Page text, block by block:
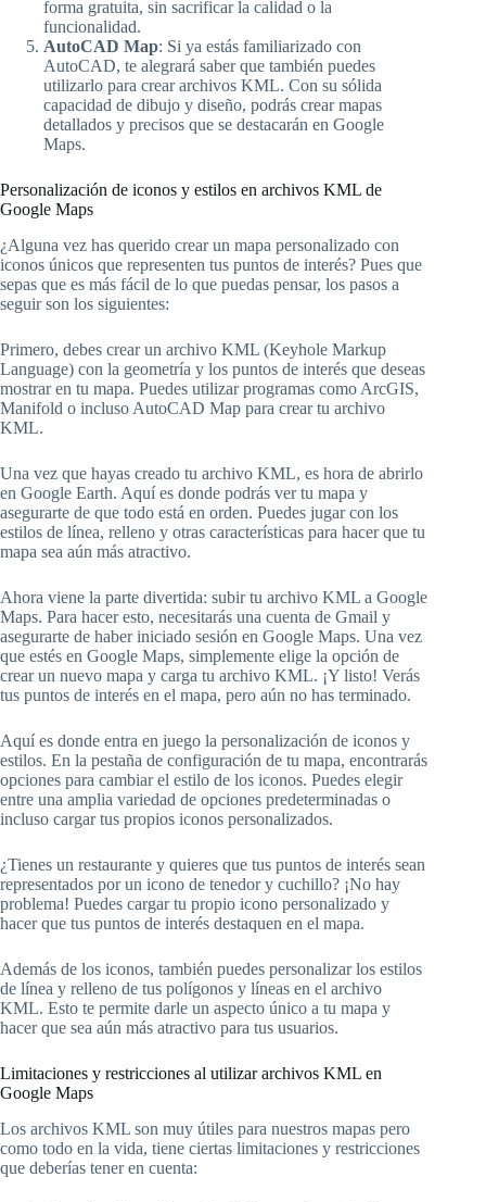
forma gratuita, sin sacrificar la calidad o la
funcionalidad.
AutoCAD Map: Si ya estás familiarizado con
AutoCAD, te alegrará saber que también puedes
utilizarlo para crear archivos KML. Con su sólida
capacidad de dibujo y diseño, podrás crear mapas
detallados y precisos que se destacarán en Google
Maps.
Personalización de iconos y estilos en archivos KML de
Google Maps
¿Alguna vez has querido crear un mapa personalizado con
iconos únicos que representen tus puntos de interés? Pues que
sepas que es más fácil de lo que puedas pensar, los pasos a
seguir son los siguientes:
Primero, debes crear un archivo KML (Keyhole Markup
Language) con la geometría y los puntos de interés que deseas
mostrar en tu mapa. Puedes utilizar programas como ArcGIS,
Manifold o incluso AutoCAD Map para crear tu archivo
KML.
Una vez que hayas creado tu archivo KML, es hora de abrirlo
en Google Earth. Aquí es donde podrás ver tu mapa y
asegurarte de que todo está en orden. Puedes jugar con los
estilos de línea, relleno y otras características para hacer que tu
mapa sea aún más atractivo.
Ahora viene la parte divertida: subir tu archivo KML a Google
Maps. Para hacer esto, necesitarás una cuenta de Gmail y
asegurarte de haber iniciado sesión en Google Maps. Una vez
que estés en Google Maps, simplemente elige la opción de
crear un nuevo mapa y carga tu archivo KML. ¡Y listo! Verás
tus puntos de interés en el mapa, pero aún no has terminado.
Aquí es donde entra en juego la personalización de iconos y
estilos. En la pestaña de configuración de tu mapa, encontrarás
opciones para cambiar el estilo de los iconos. Puedes elegir
entre una amplia variedad de opciones predeterminadas o
incluso cargar tus propios iconos personalizados.
¿Tienes un restaurante y quieres que tus puntos de interés sean
representados por un icono de tenedor y cuchillo? ¡No hay
problema! Puedes cargar tu propio icono personalizado y
hacer que tus puntos de interés destaquen en el mapa.
Además de los iconos, también puedes personalizar los estilos
de línea y relleno de tus polígonos y líneas en el archivo
KML. Esto te permite darle un aspecto único a tu mapa y
hacer que sea aún más atractivo para tus usuarios.
Limitaciones y restricciones al utilizar archivos KML en
Google Maps
Los archivos KML son muy útiles para nuestros mapas pero
como todo en la vida, tiene ciertas limitaciones y restricciones
que deberías tener en cuenta: